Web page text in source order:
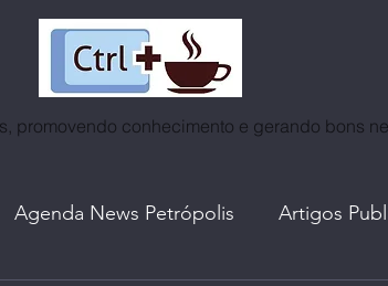
promovendo conhecimento e gerando bons
Agenda News Petrópolis Artigos